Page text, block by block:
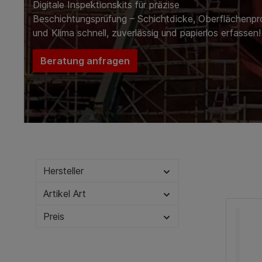
Digitale Inspektionskits für präzise
Beschichtungsprüfung – Schichtdicke,
und Klima schnell, zuverlässig und papierlos erfassen!
Beratung anfragen
Hersteller
Artikel Art
Preis